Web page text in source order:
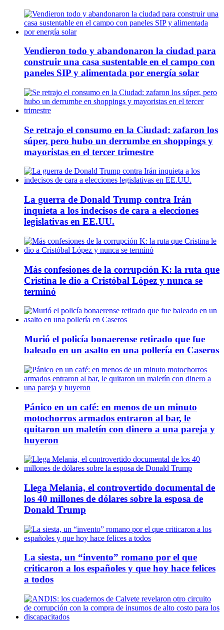
Vendieron todo y abandonaron la ciudad para
construir una casa sustentable en el campo con
paneles SIP y alimentada por energía solar
Se retrajo el consumo en la Ciudad: zafaron los
súper, pero hubo un derrumbe en shoppings y
mayoristas en el tercer trimestre
La guerra de Donald Trump contra Irán
inquieta a los indecisos de cara a elecciones
legislativas en EE.UU.
Más confesiones de la corrupción K: la ruta que
Cristina le dio a Cristóbal López y nunca se
terminó
Murió el policía bonaerense retirado que fue
baleado en un asalto en una pollería en Caseros
Pánico en un café: en menos de un minuto
motochorros armados entraron al bar, le
quitaron un maletín con dinero a una pareja y
huyeron
Llega Melania, el controvertido documental de
los 40 millones de dólares sobre la esposa de
Donald Trump
La siesta, un “invento” romano por el que
criticaron a los españoles y que hoy hace felices
a todos